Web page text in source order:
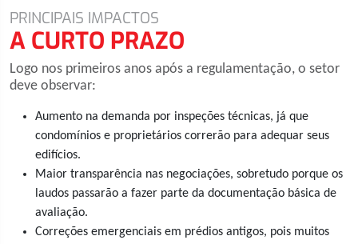
PRINCIPAIS IMPACTOS
A CURTO PRAZO
Logo nos primeiros anos após a regulamentação, o setor
deve observar:
Aumento na demanda por inspeções técnicas, já que
condomínios e proprietários correrão para adequar seus
edifícios.
Maior transparência nas negociações, sobretudo porque os
laudos passarão a fazer parte da documentação básica de
avaliação.
Correções emergenciais em prédios antigos, pois muitos